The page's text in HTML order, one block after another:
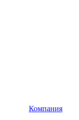
Компания